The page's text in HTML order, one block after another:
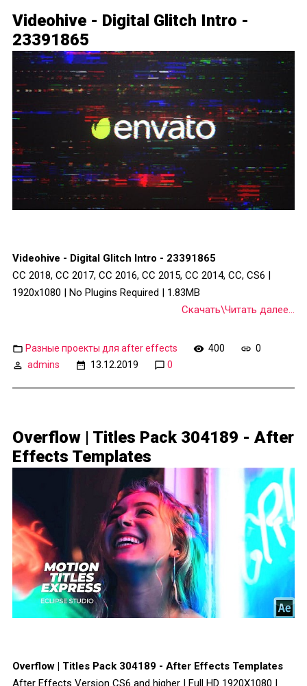
Videohive - Digital Glitch Intro -
23391865
Videohive - Digital Glitch Intro - 23391865
CC 2018, CC 2017, CC 2016, CC 2015, CC 2014, CC, CS6 |
1920x1080 | No Plugins Required | 1.83MB
Скачать\Читать далее...
Разные проекты для after effects 400
0
admins
13.12.2019 0
Overflow | Titles Pack 304189 - After
Effects Templates
Overflow | Titles Pack 304189 - After Effects Templates
After Effects Version CS6 and higher | Full HD 1920X1080 |